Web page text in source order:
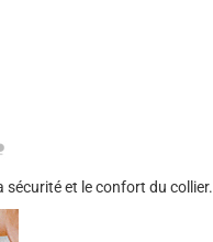
sécurité et le confort du collier.